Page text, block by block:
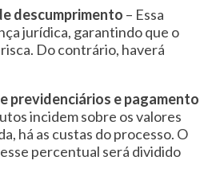
descumprimento – Essa
jurídica, garantindo que o
Do contrário, haverá
previdenciários e pagamento
incidem sobre os valores
há as custas do processo. O
percentual será dividido